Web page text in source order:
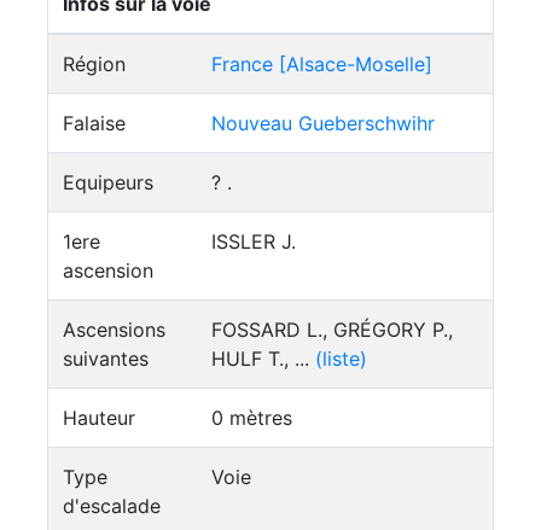
Région France [Alsace-Moselle]
Falaise Nouveau Gueberschwihr
Equipeurs ? .
1ere
ascension
ISSLER J.
Ascensions
suivantes
FOSSARD L., GRÉGORY P.,
HULF T., ... (liste)
Hauteur 0 mètres
Type
d'escalade
Voie